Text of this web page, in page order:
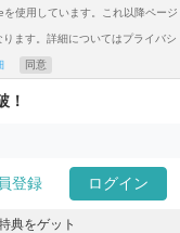
使用しています。これ以降ページ
ます。詳細についてはプライバシ
同意
！
登録 ログイン
典をゲット